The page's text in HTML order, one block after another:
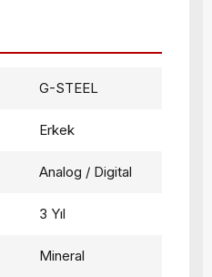
G-STEEL
Erkek
Analog / Digital
3 Yıl
Mineral